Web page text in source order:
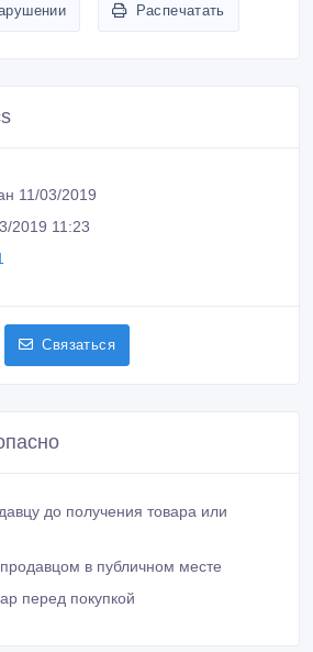
Распечатать
11/03/2019
2019 11:23
Связаться
до получения товара или
в публичном месте
перед покупкой